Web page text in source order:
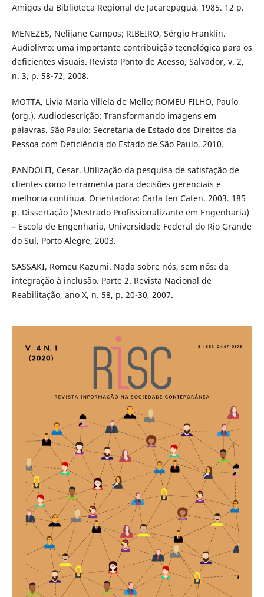
Amigos da Biblioteca Regional de Jacarepaguá, 1985. 12 p.
MENEZES, Nelijane Campos; RIBEIRO, Sérgio Franklin.
Audiolivro: uma importante contribuição tecnológica para os
deficientes visuais. Revista Ponto de Acesso, Salvador, v. 2,
n. 3, p. 58-72, 2008.
MOTTA, Livia Maria Villela de Mello; ROMEU FILHO, Paulo
(org.). Audiodescrição: Transformando imagens em
palavras. São Paulo: Secretaria de Estado dos Direitos da
Pessoa com Deficiência do Estado de São Paulo, 2010.
PANDOLFI, Cesar. Utilização da pesquisa de satisfação de
clientes como ferramenta para decisões gerenciais e
melhoria contínua. Orientadora: Carla ten Caten. 2003. 185
p. Dissertação (Mestrado Profissionalizante em Engenharia)
– Escola de Engenharia, Universidade Federal do Rio Grande
do Sul, Porto Alegre, 2003.
SASSAKI, Romeu Kazumi. Nada sobre nós, sem nós: da
integração à inclusão. Parte 2. Revista Nacional de
Reabilitação, ano X, n. 58, p. 20-30, 2007.